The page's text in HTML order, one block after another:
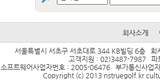
회사소개
서울특별시 서초구 서초대로 344 KB빌딩 6층
고객지원 : 02)3487-7987
소프트웨어사업자번호 : 2005-06476 부가통신사
Copyright (c) 2013 nstruegolf.kr